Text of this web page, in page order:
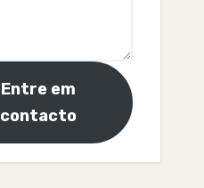
Entre em
contacto